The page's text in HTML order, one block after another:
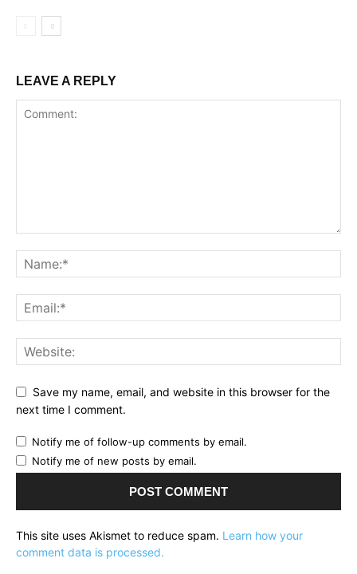
LEAVE A REPLY
Save my name, email, and website in this browser for the
next time I comment.
Notify me of follow-up comments by email.
Notify me of new posts by email.
This site uses Akismet to reduce spam. Learn how your
comment data is processed.